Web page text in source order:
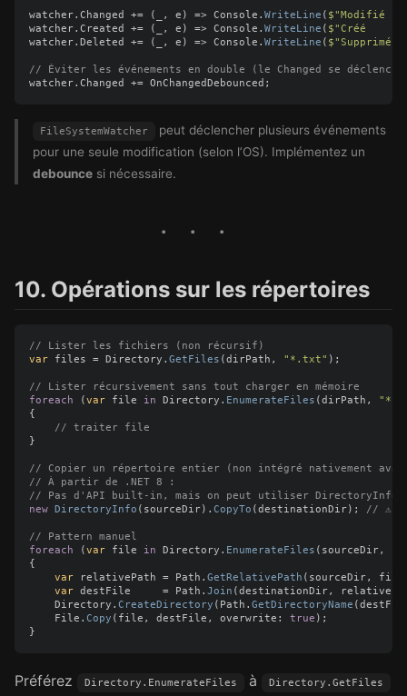
watcher. Changed += ( , e ) => Console . WriteLine ( $"Modifié :
watcher. Created += ( , e ) => Console . WriteLine ( $"Créé    :
watcher. Deleted += ( , e ) => Console . WriteLine ( $"Supprimé:
// Éviter les événements en double (le Changed se
watcher. Changed += OnChangedDebounced ;
FileSystemWatcher
peut déclencher plusieurs événements
pour une seule modification (selon l’OS). Implémentez un
debounce si nécessaire.
10. Opérations sur les répertoires
// Lister les fichiers (non récursif)
var
files = Directory . GetFiles ( dirPath , "*.txt" );
// Lister récursivement sans tout charger en mémoire
foreach
( var file in Directory . EnumerateFiles ( dirPath ,
{
// traiter file
}
// Copier un répertoire entier (non intégré nativement
// À partir de .NET 8 :
// Pas d'API built-in, mais on peut utiliser DirectoryInfo
new
DirectoryInfo ( sourceDir). CopyTo ( destinationDir); // ⚠
// Pattern manuel
foreach
( var file in Directory . EnumerateFiles ( sourceDir,
{
var
relativePath = Path . GetRelativePath ( sourceDir, file
var destFile = Path . Join ( destinationDir,
Directory . CreateDirectory ( Path . GetDirectoryName (
File . Copy ( file , destFile , overwrite : true );
}
Préférez Directory.EnumerateFiles à Directory.GetFiles